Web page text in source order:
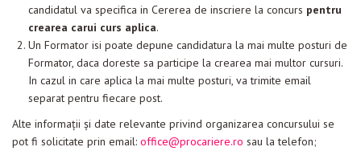
candidatul va specifica in Cererea de inscriere la concurs pentru
crearea carui curs aplica.
Un Formator isi poate depune candidatura la mai multe posturi de
Formator, daca doreste sa participe la crearea mai multor cursuri.
In cazul in care aplica la mai multe posturi, va trimite email
separat pentru fiecare post.
Alte informații și date relevante privind organizarea concursului se
pot fi solicitate prin email: office@procariere.ro sau la telefon;